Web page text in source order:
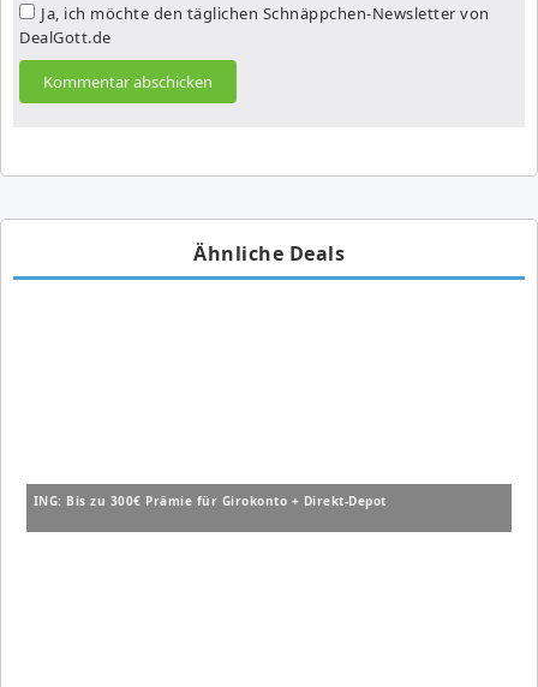
Ja, ich möchte den täglichen Schnäppchen-Newsletter von
DealGott.de
Ähnliche Deals
ING: Bis zu 300€ Prämie für Girokonto + Direkt-Depot